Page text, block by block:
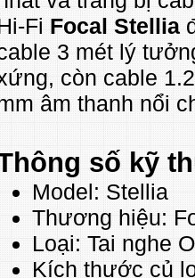
Fi Focal Stellia
3 mét lý
còn cable
âm thanh nổi
số kỹ
Model: Stellia
Thương hiệu:
Loại: Tai nghe
Kích thước củ